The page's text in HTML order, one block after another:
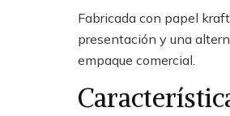
Fabricada con papel
presentación y una
empaque comercial.